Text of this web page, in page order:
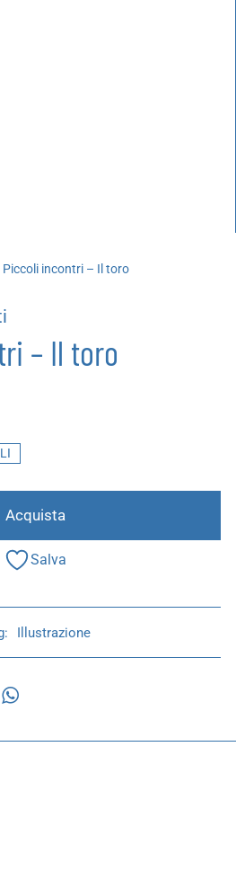
Piccoli incontri – Il toro
– Il toro
Acquista
Salva
Illustrazione